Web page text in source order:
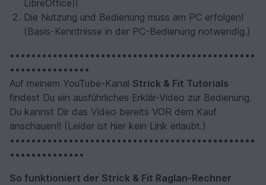
LibreOffice)!
Die Nutzung und Bedienung muss am PC erfolgen!
(Basis-Kenntnisse in der PC-Bedienung notwendig.)
••••••••••••••••••••••••••••••••••••••••••••••
•••••••••••••••
Auf meinem YouTube-Kanal Strick & Fit Tutorials
findest Du ein ausführliches Erklär-Video zur Bedienung.
Du kannst Dir das Video bereits VOR dem Kauf
anschauen!! (Leider ist hier kein Link erlaubt.)
••••••••••••••••••••••••••••••••••••••••••••••
••••••••••••••
So funktioniert der Strick & Fit Raglan-Rechner